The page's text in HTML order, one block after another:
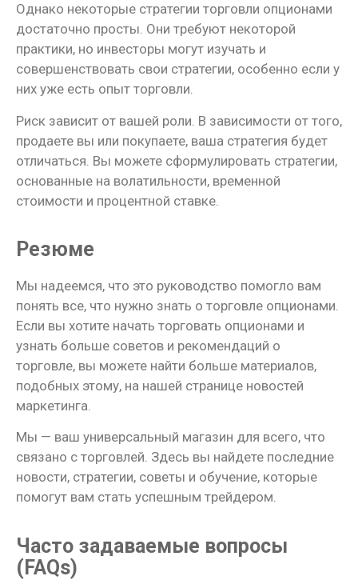
Однако некоторые стратегии торговли опционами
достаточно просты. Они требуют некоторой
практики, но инвесторы могут изучать и
совершенствовать свои стратегии, особенно если у
них уже есть опыт торговли.
Риск зависит от вашей роли. В зависимости от того,
продаете вы или покупаете, ваша стратегия будет
отличаться. Вы можете сформулировать стратегии,
основанные на волатильности, временной
стоимости и процентной ставке.
Резюме
Мы надеемся, что это руководство помогло вам
понять все, что нужно знать о торговле опционами.
Если вы хотите начать торговать опционами и
узнать больше советов и рекомендаций о
торговле, вы можете найти больше материалов,
подобных этому, на нашей странице новостей
маркетинга.
Мы — ваш универсальный магазин для всего, что
связано с торговлей. Здесь вы найдете последние
новости, стратегии, советы и обучение, которые
помогут вам стать успешным трейдером.
Часто задаваемые вопросы
(FAQs)